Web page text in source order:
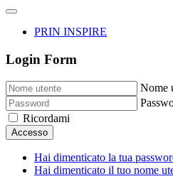
PRIN INSPIRE
Login Form
Nome
Ricordami
Accesso
Hai dimenticato la tua
Hai dimenticato il tuo nome